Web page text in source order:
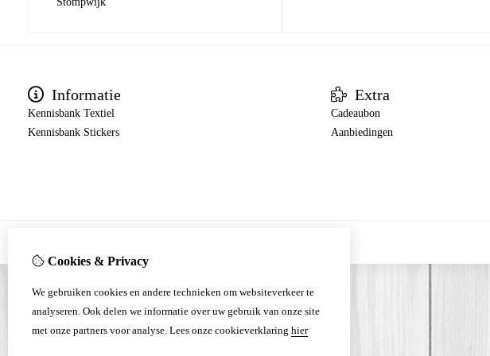
Informatie
Kennisbank Textiel
Kennisbank Stickers
Extra
Cadeaubon
Aanbiedingen
Cookies & Privacy
We gebruiken cookies en andere technieken om websiteverkeer te
analyseren. Ook delen we informatie over uw gebruik van onze site
met onze partners voor analyse. Lees onze cookieverklaring hier